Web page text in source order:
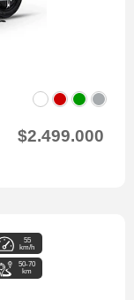
$2.499.000
55
km/h
50-70
km